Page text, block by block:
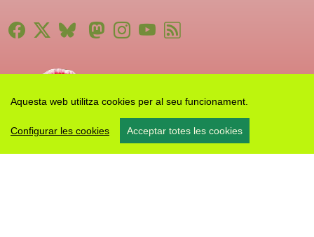
Aquesta web utilitza cookies per al seu funcionament.
Configurar les cookies Acceptar totes les cookies